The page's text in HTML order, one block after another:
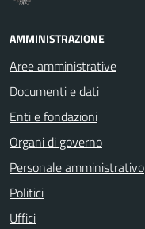
AMMINISTRAZIONE
Aree amministrative
Documenti e dati
Enti e fondazioni
Organi di governo
Personale amministrativo
Politici
Uffici